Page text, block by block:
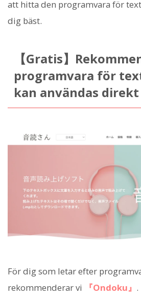
att hitta den programvara för
dig bäst.
【Gratis】
programvara för
kan användas direkt
För dig som letar efter
rekommenderar vi
『Ondoku』 .